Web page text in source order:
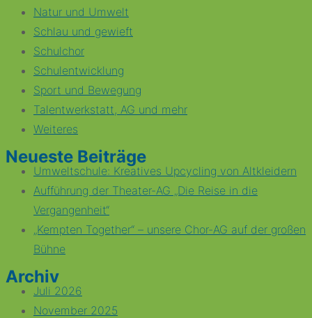
Natur und Umwelt
Schlau und gewieft
Schulchor
Schulentwicklung
Sport und Bewegung
Talentwerkstatt, AG und mehr
Weiteres
Neueste Beiträge
Umweltschule: Kreatives Upcycling von Altkleidern
Aufführung der Theater-AG „Die Reise in die
Vergangenheit“
„Kempten Together“ – unsere Chor-AG auf der großen
Bühne
Archiv
Juli 2026
November 2025